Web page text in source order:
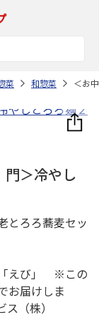
菜 和惣菜 ＜お
＞冷やし
とろろ蕎麦セッ
「えび」 ※この
お届けしま
（株）